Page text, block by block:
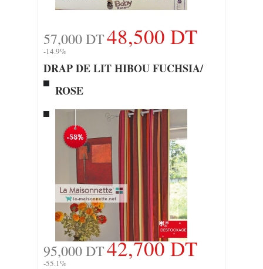
57,000 DT48,500 DT
-14.9%
DRAP DE LIT HIBOU FUCHSIA/
ROSE
95,000 DT42,700 DT
-55.1%